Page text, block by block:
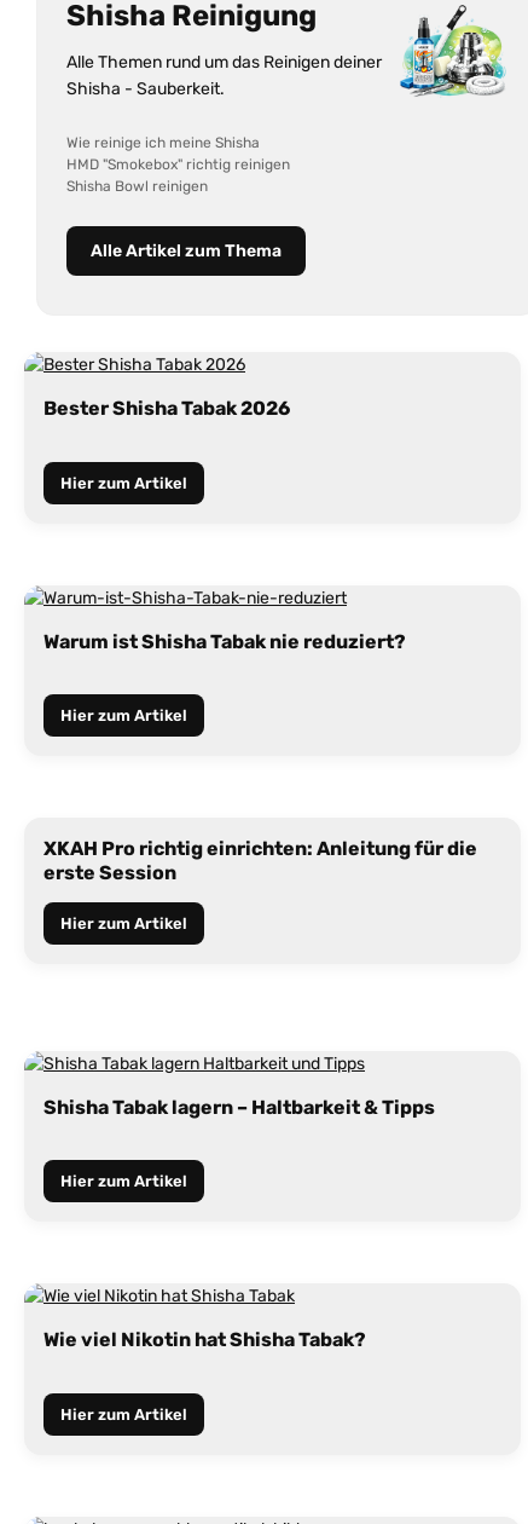
Shisha Reinigung
Alle Themen rund um das Reinigen deiner
Shisha - Sauberkeit.
Wie reinige ich meine Shisha
HMD "Smokebox" richtig reinigen
Shisha Bowl reinigen
Alle Artikel zum Thema
Bester Shisha Tabak 2026
Hier zum Artikel
Warum ist Shisha Tabak nie reduziert?
Hier zum Artikel
XKAH Pro richtig einrichten: Anleitung für die
erste Session
Hier zum Artikel
Shisha Tabak lagern – Haltbarkeit & Tipps
Hier zum Artikel
Wie viel Nikotin hat Shisha Tabak?
Hier zum Artikel